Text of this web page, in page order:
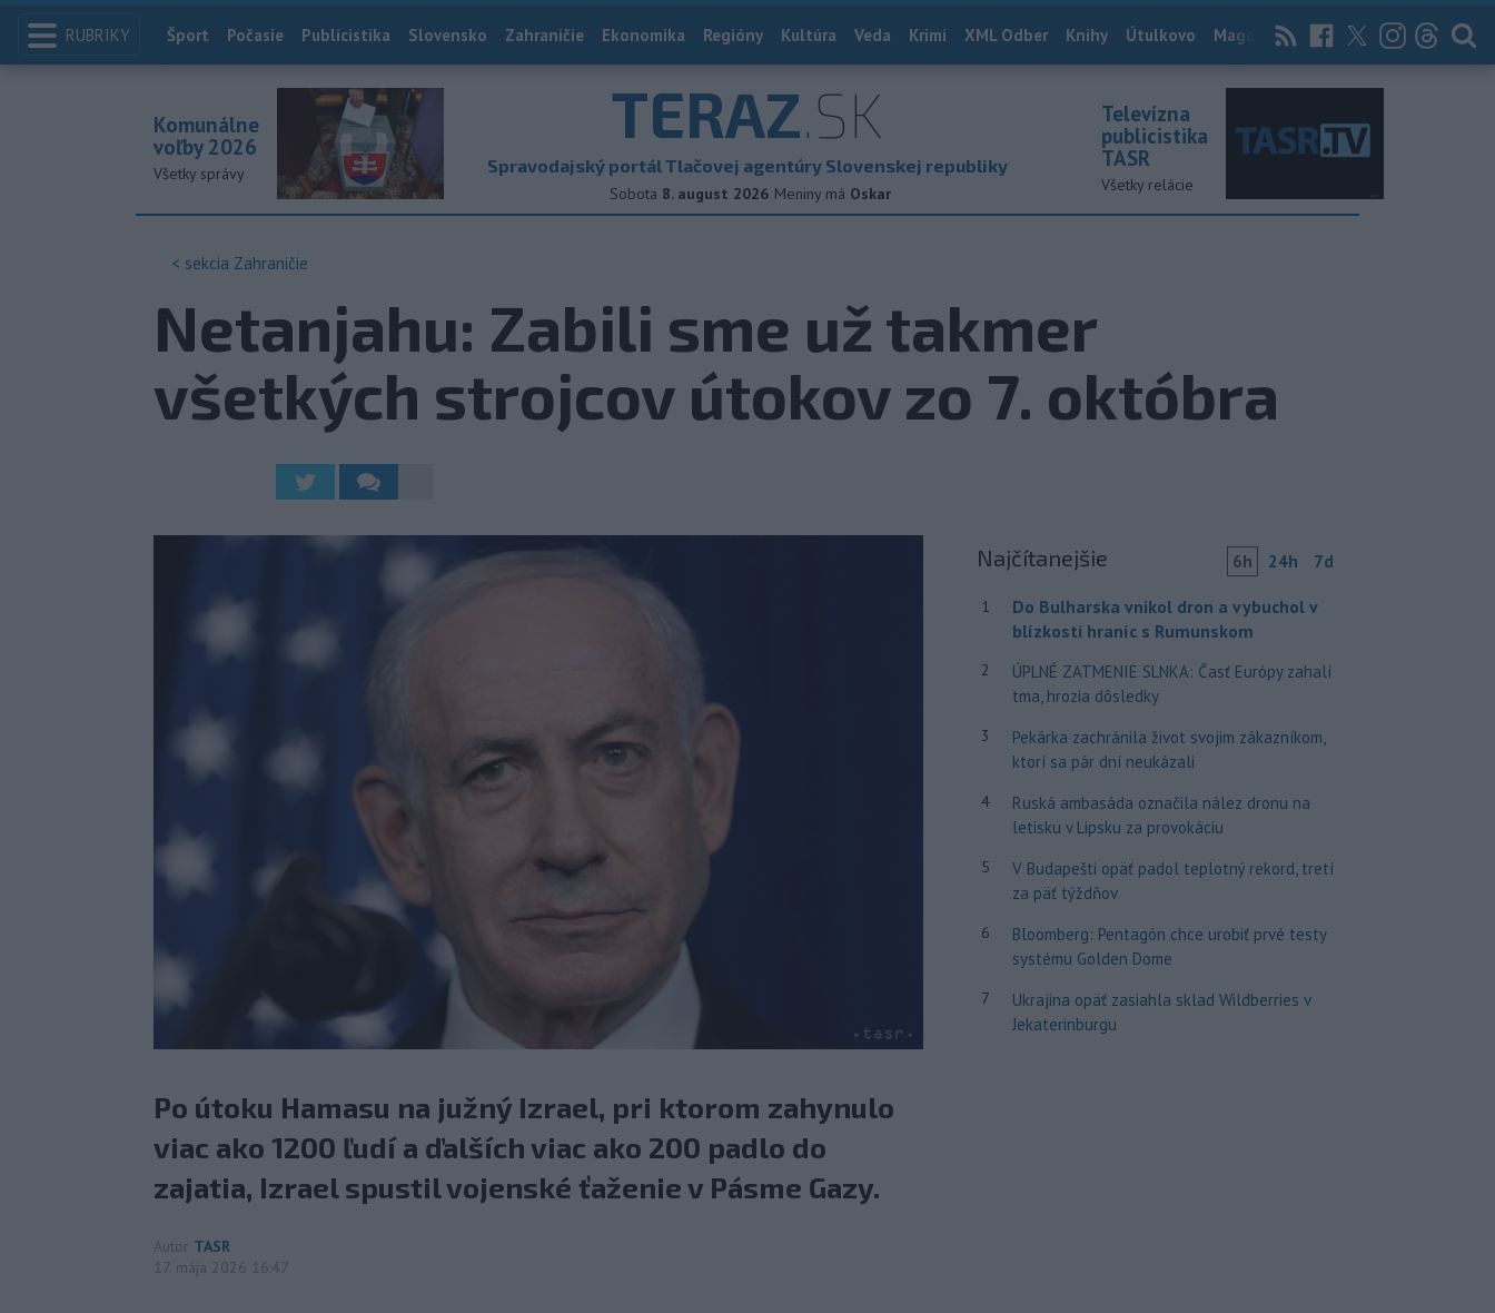
RUBRIKY Index
Šport Počasie Publicistika Slovensko Zahraničie Ekonomika Regióny Kultúra Veda Krimi XML Odber Knihy Útulkovo Magazín News Now Archív
TERAZ.SK
Spravodajský portál Tlačovej agentúry Slovenskej republiky
Sobota 8. august 2026 Meniny má Oskar
Komunálne
voľby 2026
Všetky správy
Televízna
publicistika
TASR
Všetky relácie
< sekcia Zahraničie
Netanjahu: Zabili sme už takmer
všetkých strojcov útokov zo 7. októbra
Po útoku Hamasu na južný Izrael, pri ktorom zahynulo
viac ako 1200 ľudí a ďalších viac ako 200 padlo do
zajatia, Izrael spustil vojenské ťaženie v Pásme Gazy.
Autor TASR
17. mája 2026 16:47
Najčítanejšie 6h 24h 7d
1
Do Bulharska vnikol dron a vybuchol v
blízkosti hraníc s Rumunskom
2
ÚPLNÉ ZATMENIE SLNKA: Časť Európy zahalí
tma, hrozia dôsledky
3
Pekárka zachránila život svojim zákazníkom,
ktorí sa pár dní neukázali
4
Ruská ambasáda označila nález dronu na
letisku v Lipsku za provokáciu
5
V Budapešti opäť padol teplotný rekord, tretí
za päť týždňov
6
Bloomberg: Pentagón chce urobiť prvé testy
systému Golden Dome
7
Ukrajina opäť zasiahla sklad Wildberries v
Jekaterinburgu